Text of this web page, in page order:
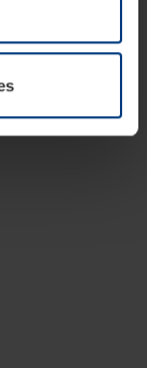
Uw
van de